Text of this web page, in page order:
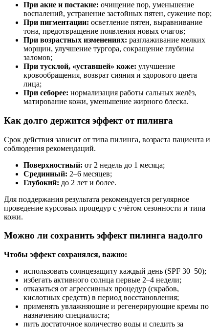
При акне и постакне: очищение пор, уменьшение
воспалений, устранение застойных пятен, сужение пор;
При пигментации: осветление пятен, выравнивание
тона, предотвращение появления новых очагов;
При возрастных изменениях: разглаживание мелких
морщин, улучшение тургора, сокращение глубины
заломов;
При тусклой, «уставшей» коже: улучшение
кровообращения, возврат сияния и здорового цвета
лица;
При себорее: нормализация работы сальных желёз,
матирование кожи, уменьшение жирного блеска.
Как долго держится эффект от пилинга
Срок действия зависит от типа пилинга, возраста пациента и
соблюдения рекомендаций.
Поверхностный: от 2 недель до 1 месяца;
Срединный: 2–6 месяцев;
Глубокий: до 2 лет и более.
Для поддержания результата рекомендуется регулярное
проведение курсовых процедур с учётом сезонности и типа
кожи.
Можно ли сохранить эффект пилинга надолго
Чтобы эффект сохранялся, важно:
использовать солнцезащиту каждый день (SPF 30–50);
избегать активного солнца первые 2–4 недели;
отказаться от агрессивных процедур (скрабов,
кислотных средств) в период восстановления;
применять увлажняющие и регенерирующие кремы по
назначению специалиста;
пить достаточное количество воды и следить за